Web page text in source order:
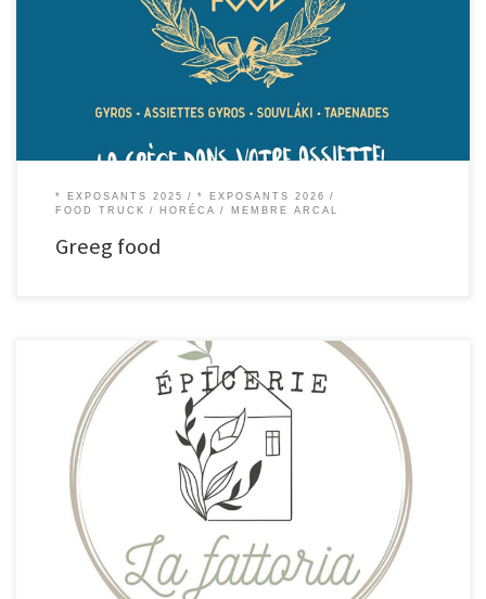
desserts grecques. Food truck d’assiettes gyros, gyros, souvlakis, tapenades
et desserts grecques. 1430 REBECQ Tel. : +32.484.60.53.16 Facebook | Greeg
foood Horaires Du Lundi au Vendredi de 17h30 à 20h30
* EXPOSANTS 2025
* EXPOSANTS 2026
FOOD TRUCK
HORÉCA MEMBRE ARCAL
Greeg food
Épicerie La Fattoria Épicerie de produits locaux et bio Nous sommes deux
jeunes femmes désireuses de changer le mode de consommation d’un
maximum de personnes. Après le Covid, nous avons totalement remis en
question nos choix professionnels. Ayant conscience que le monde ne
pouvait plus fonctionner de la sorte, il […]